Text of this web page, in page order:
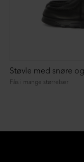
Fås i mange størrelser